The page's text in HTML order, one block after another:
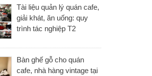
Tài liệu quản lý quán cafe,
giải khát, ăn uống: quy
trình tác nghiệp T2
Bàn ghế gỗ cho quán
cafe, nhà hàng vintage tại